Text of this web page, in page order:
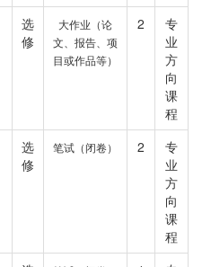
选
修
大作业（论
文、报告、项
目或作品等）
2
专
业
方
向
课
程
选
修
笔试（闭卷） 2
专
业
方
向
课
程